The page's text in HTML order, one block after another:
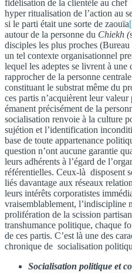
fidélisation de la clientèle au chef
hyper ritualisation de l’action au
si le parti était une sorte de zaouïa
autour de la personne du Chiekh (
disciples les plus proches
un tel contexte organisationnel
lequel les adeptes se livrent à
rapprocher de la personne
constituant le substrat même du
ces partis n’acquièrent leur
émanent précisément de la
socialisation renvoie à la culture
sujétion et l’identification
base de toute appartenance
question n’ont aucune garantie
leurs adhérents à l’égard de
référentielles. Ceux-là disposent
liés davantage aux réseaux
leurs intérêts corporatistes
vraisemblablement, l’indiscipline
prolifération de la scission
transhumance politique, chaque
de ces partis. C’est là une des
chronique de socialisation
Socialisation politique et